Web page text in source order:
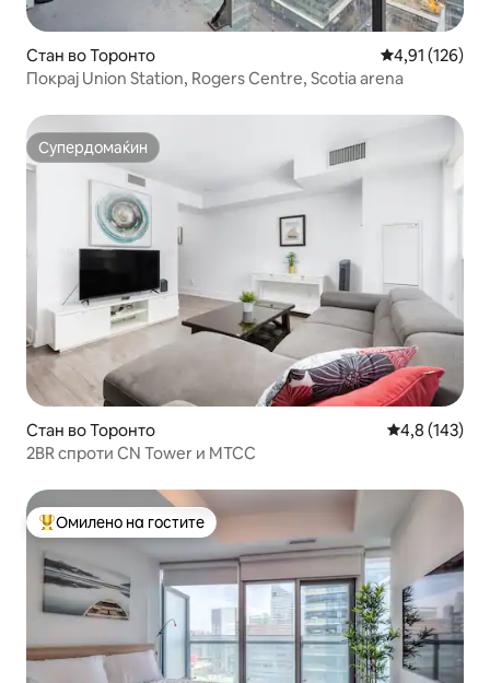
Стан во Торонто Просечна
4,91 (126)
Покрај Union Station, Rogers Centre, Scotia arena
Супердомаќин
Супердомаќин
Стан во Торонто Просечна
4,8 (143)
2BR спроти CN Tower и MTCC
Меѓу најуспешните „Омилени на гостите“
Омилено на гостите